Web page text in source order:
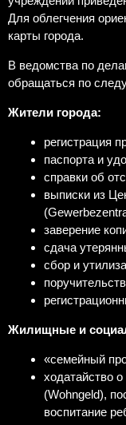
Для облегчения
карты города.
В ведомства по
обращаться по
Жители города:
регистрация
паспорта и
справки об
выписки из
заверение
сдача
сбор и
Жилищные и
«семейный
ходатайство
(Wohngeld),
воспитание